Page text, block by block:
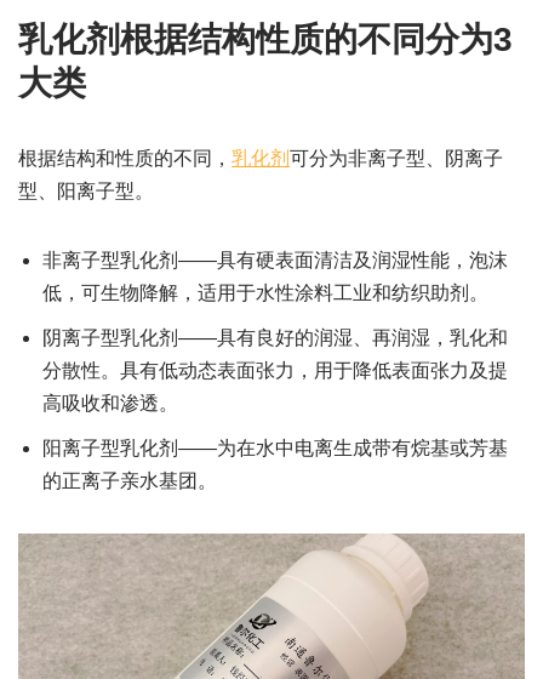
乳化剂根据结构性质的不同分为3
大类
根据结构和性质的不同， 乳化剂 可分为非离子型、阴离子
型、阳离子型。
非离子型乳化剂——具有硬表面清洁及润湿性能，泡沫
低，可生物降解，适用于水性涂料工业和纺织助剂。
阴离子型乳化剂——具有良好的润湿、再润湿，乳化和
分散性。具有低动态表面张力，用于降低表面张力及提
高吸收和渗透。
阳离子型乳化剂——为在水中电离生成带有烷基或芳基
的正离子亲水基团。